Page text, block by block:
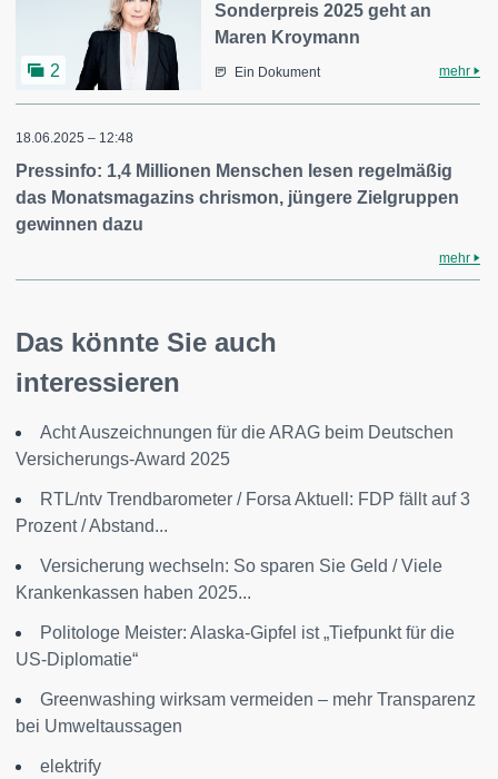
2
Sonderpreis 2025 geht an
Maren Kroymann
Ein Dokument mehr
18.06.2025 – 12:48
Pressinfo: 1,4 Millionen Menschen lesen regelmäßig
das Monatsmagazins chrismon, jüngere Zielgruppen
gewinnen dazu
mehr
Das könnte Sie auch
interessieren
Acht Auszeichnungen für die ARAG beim Deutschen
Versicherungs-Award 2025
RTL/ntv Trendbarometer / Forsa Aktuell: FDP fällt auf 3
Prozent / Abstand...
Versicherung wechseln: So sparen Sie Geld / Viele
Krankenkassen haben 2025...
Politologe Meister: Alaska-Gipfel ist „Tiefpunkt für die
US-Diplomatie“
Greenwashing wirksam vermeiden – mehr Transparenz
bei Umweltaussagen
elektrify